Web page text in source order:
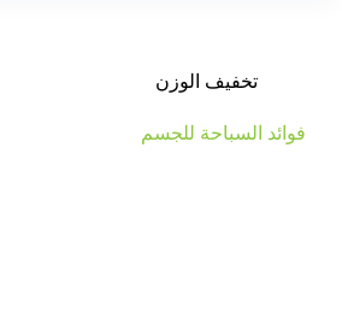
تخفيف الوزن
فوائد السباحة للجسم